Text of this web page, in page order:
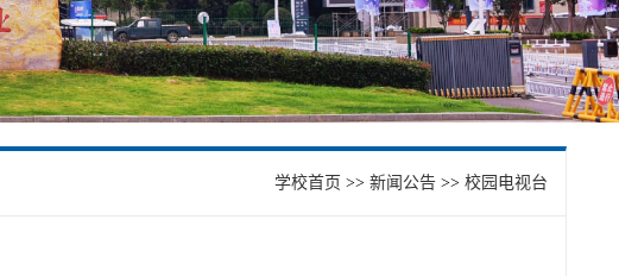
学校首页 >> 新闻公告 >> 校园电视台